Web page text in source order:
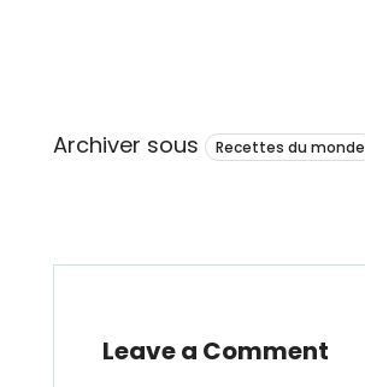
Archiver sous Recettes du monde
Leave a Comment